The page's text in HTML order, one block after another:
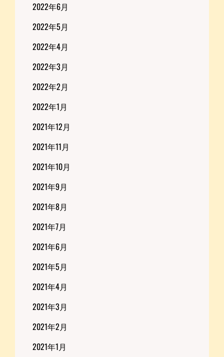
2022年6月
2022年5月
2022年4月
2022年3月
2022年2月
2022年1月
2021年12月
2021年11月
2021年10月
2021年9月
2021年8月
2021年7月
2021年6月
2021年5月
2021年4月
2021年3月
2021年2月
2021年1月